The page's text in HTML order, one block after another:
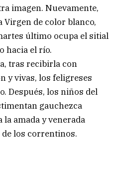
imagen. Nuevamente,
Virgen de color blanco,
último ocupa el sitial
hacia el río.
tras recibirla con
y vivas, los feligreses
Después, los niños del
gauchezca
amada y venerada
de los correntinos.